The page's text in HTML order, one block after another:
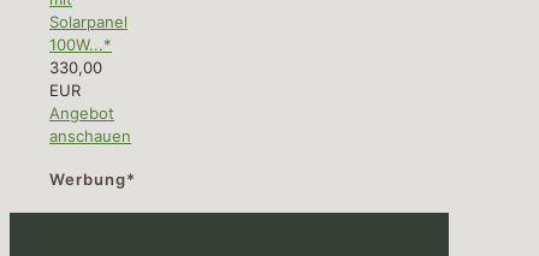
Solarpanel
100W...*
330,00
EUR
Angebot
anschauen
Werbung*